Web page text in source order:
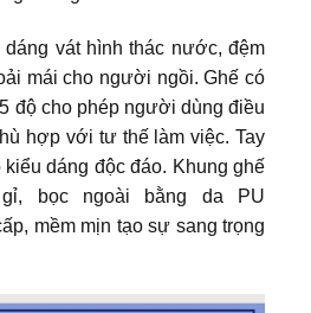
dáng vát hình thác nước, đệm
mái cho người ngồi. Ghế có
độ cho phép người dùng điều
hợp với tư thế làm việc. Tay
dáng độc đáo. Khung ghế
bọc ngoài bằng da PU
mềm mịn tạo sự sang trọng